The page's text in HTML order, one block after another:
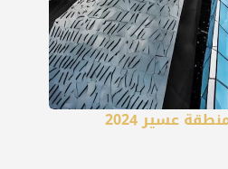
عسير 2024